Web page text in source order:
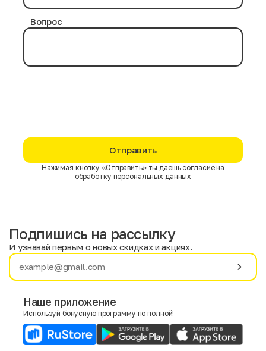
Вопрос
Отправить
Нажимая кнопку «Отправить» ты даешь согласие на
обработку персональных данных
Имя
E-mail
Подпишись на рассылку
И узнавай первым о новых скидках и акциях.
Наше приложение
Используй бонусную программу по полной!